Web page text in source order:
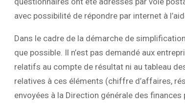
avec possibilité de répondre par internet à
Dans le cadre de la démarche de
que possible. Il n’est pas demandé aux
relatifs au compte de résultat ni au tableau
relatives à ces éléments (chiffre d’affaires,
envoyées à la Direction générale des